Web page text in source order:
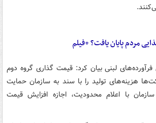
مردم پایان یافت؟ +فیلم
لبنی بیان کرد: قیمت گذاری گروه دوم
هزینه‌های تولید را با سند به سازمان حمایت
با اعلام محدودیت، اجازه افزایش قیمت